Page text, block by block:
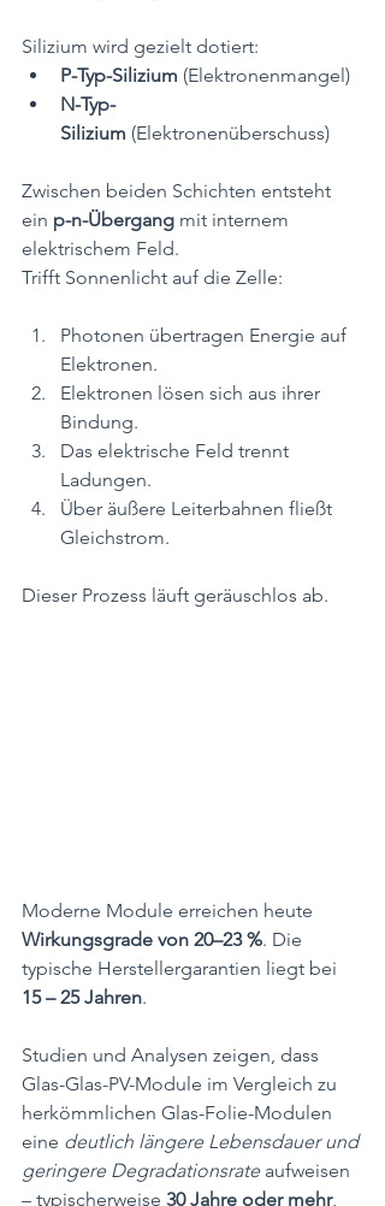
Silizium wird gezielt dotiert:
P-Typ-Silizium (Elektronenmangel)
N-Typ-
Silizium (Elektronenüberschuss)
Zwischen beiden Schichten entsteht
ein p-n-Übergang mit internem
elektrischem Feld.
Trifft Sonnenlicht auf die Zelle:
Photonen übertragen Energie auf
Elektronen.
Elektronen lösen sich aus ihrer
Bindung.
Das elektrische Feld trennt
Ladungen.
Über äußere Leiterbahnen fließt
Gleichstrom.
Dieser Prozess läuft geräuschlos ab.
Moderne Module erreichen heute
Wirkungsgrade von 20–23 %. Die
typische Herstellergarantien liegt bei
15 – 25 Jahren.
Studien und Analysen zeigen, dass
Glas-Glas-PV-Module im Vergleich zu
herkömmlichen Glas-Folie-Modulen
eine deutlich längere Lebensdauer und
geringere Degradationsrate aufweisen
– typischerweise 30 Jahre oder mehr,